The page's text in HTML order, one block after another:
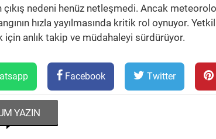
çıkış nedeni henüz netleşmedi. Ancak
hızla yayılmasında kritik rol oynuyor.
için anlık takip ve müdahaleyi sürdürüyor.
Facebook Twitter
YAZIN